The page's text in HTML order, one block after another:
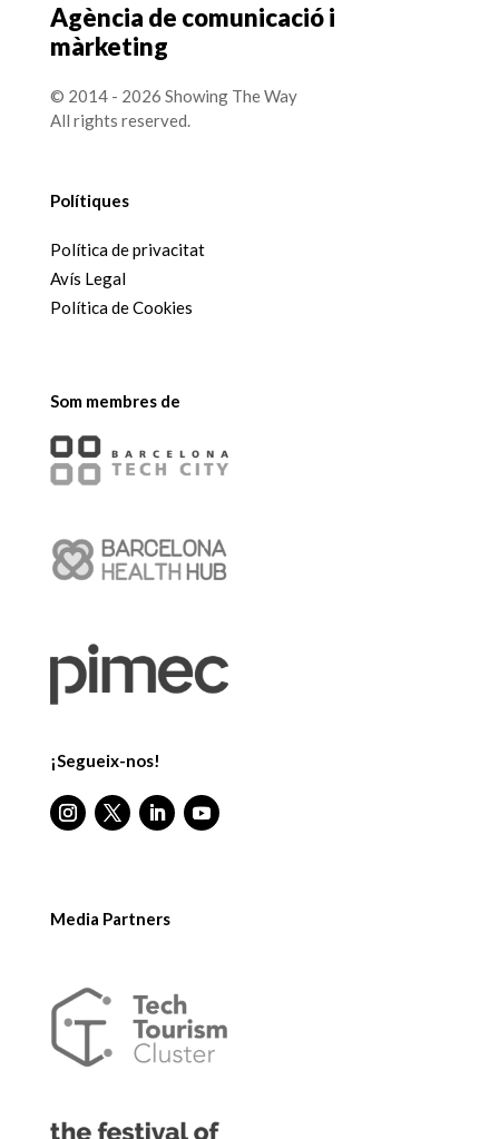
Agència de comunicació i
màrketing
© 2014 - 2026 Showing The Way
All rights reserved.
Polítiques
Política de privacitat
Avís Legal
Política de Cookies
Som membres de
¡Segueix-nos!
Media Partners